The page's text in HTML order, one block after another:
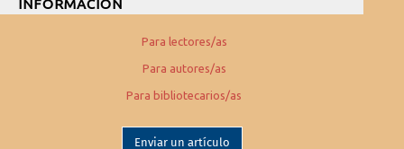
INFORMACIÓN
Para lectores/as
Para autores/as
Para bibliotecarios/as
Enviar un artículo